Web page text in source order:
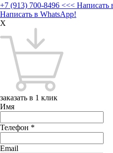
+7 (913) 700-8496 <<< Написать
Написать в WhatsApp!
X
заказать в 1 клик
Имя
Телефон *
Email